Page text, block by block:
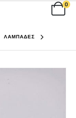
0
ΛΑΜΠΑΔΕΣ